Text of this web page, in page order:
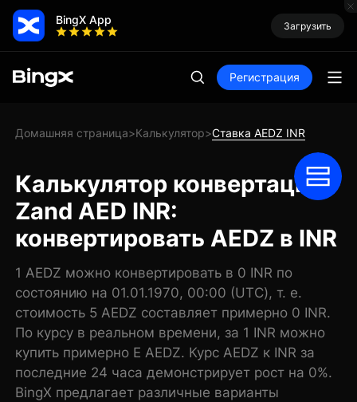
BingX App Загрузить
Регистрация
Домашняя страница>Калькулятор>Ставка AEDZ INR
Калькулятор конвертации
Zand AED INR:
конвертировать AEDZ в INR
1 AEDZ можно конвертировать в 0 INR по
состоянию на 01.01.1970, 00:00 (UTC), т. е.
стоимость 5 AEDZ составляет примерно 0 INR.
По курсу в реальном времени, за 1 INR можно
купить примерно E AEDZ. Курс AEDZ к INR за
последние 24 часа демонстрирует рост на 0%.
BingX предлагает различные варианты